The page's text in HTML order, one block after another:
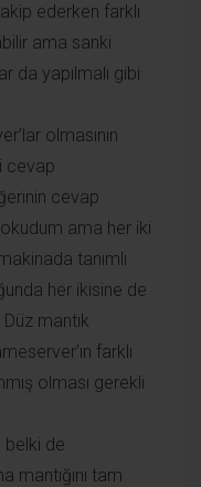
ama her iki
olursa bir
olacak.
farklı
gibi geliyor.
çalışma
olmamdan da
teşekkürler.
kaynak